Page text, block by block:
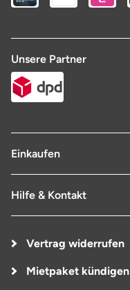
Unsere Partner
Einkaufen
Hilfe & Kontakt
Vertrag widerrufen
Mietpaket kündigen